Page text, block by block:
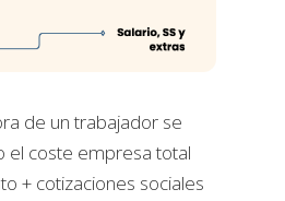
de un trabajador se
el coste empresa total
+ cotizaciones sociales